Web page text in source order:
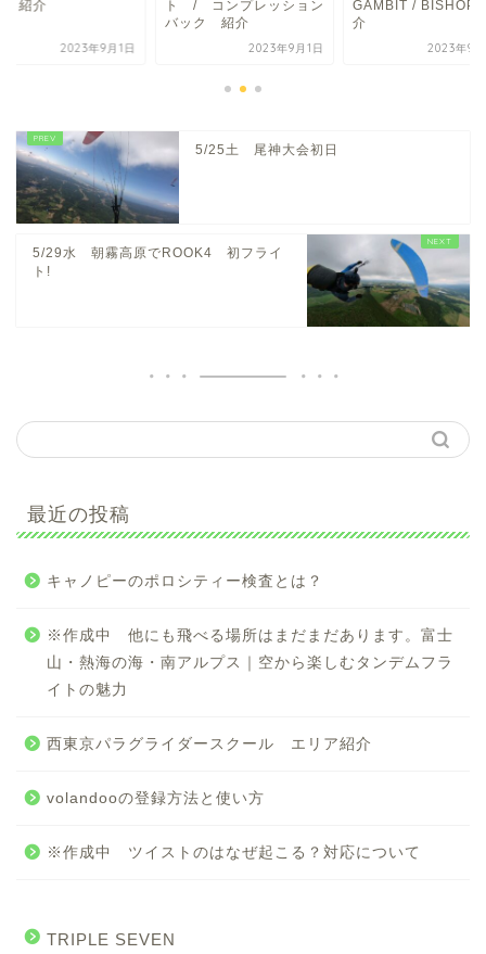
紹介
2023年9月1日
ト / コンプレッション
バック 紹介
2023年9月1日
GAMBIT /
介
2023年9
5/25土 尾神大会初日
5/29水 朝霧高原でROOK4 初フライ
ト!
最近の投稿
キャノピーのポロシティー検査とは？
※作成中 他にも飛べる場所はまだまだあります。富士
山・熱海の海・南アルプス｜空から楽しむタンデムフラ
イトの魅力
西東京パラグライダースクール エリア紹介
volandooの登録方法と使い方
※作成中 ツイストのはなぜ起こる？対応について
TRIPLE SEVEN